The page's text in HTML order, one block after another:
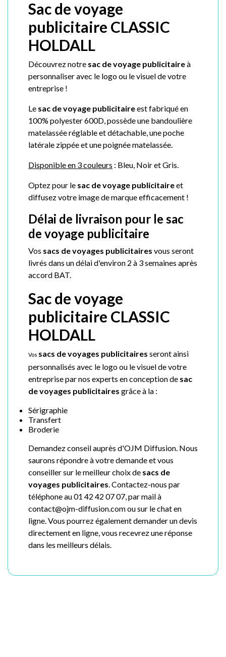
Sac de voyage
publicitaire CLASSIC
HOLDALL
Découvrez notre sac de voyage publicitaireà
personnaliser avec le logo ou le visuel de votre
entreprise !
Le sac de voyage publicitaireest fabriqué en
100% polyester 600D, possède une bandoulière
matelassée réglable et détachable, une poche
latérale zippée et une poignée matelassée.
Disponible en 3 couleurs : Bleu, Noir et Gris.
Optez pour le sac de voyage publicitaireet
diffusez votre image de marque efficacement !
Délai de livraison pour le sac
de voyage publicitaire
Vos sacs de voyages publicitaires vous seront
livrés dans un délai d'environ 2 à 3 semaines après
accord BAT.
Sac de voyage
publicitaire CLASSIC
HOLDALL
Vos sacs de voyages publicitaires seront ainsi
personnalisés avec le logo ou le visuel de votre
entreprise par nos experts en conception de sac
de voyages publicitaires grâce à la :
Sérigraphie
Transfert
Broderie
Demandez conseil auprès d'OJM Diffusion. Nous
saurons répondre à votre demande et vous
conseiller sur le meilleur choix de sacs de
voyages publicitaires . Contactez-nous par
téléphone au 01 42 42 07 07, par mail à
contact@ojm-diffusion.com ou sur le chat en
ligne. Vous pourrez également demander un devis
directement en ligne, vous recevrez une réponse
dans les meilleurs délais.